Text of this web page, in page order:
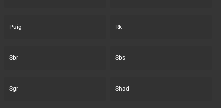
Puig Rk
Sbr Sbs
Sgr Shad